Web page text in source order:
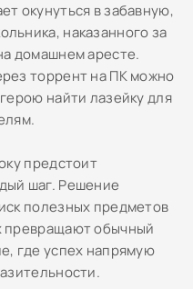
окунуться в забавную,
наказанного за
домашнем аресте.
торрент на ПК можно
найти лазейку для
предстоит
шаг. Решение
полезных предметов
превращают обычный
где успех напрямую